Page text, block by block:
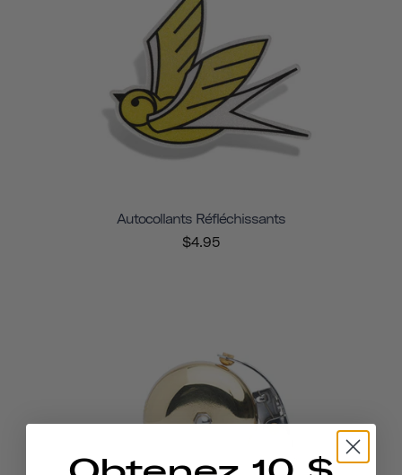
Autocollants Réfléchissants
$4.95